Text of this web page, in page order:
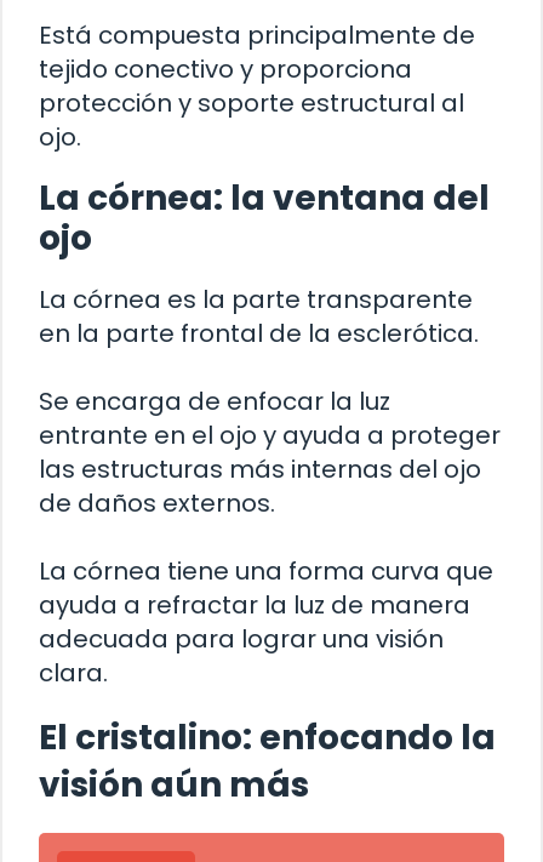
Está compuesta principalmente de
tejido conectivo y proporciona
protección y soporte estructural al
ojo.
La córnea: la ventana del
ojo
La córnea es la parte transparente
en la parte frontal de la esclerótica.
Se encarga de enfocar la luz
entrante en el ojo y ayuda a proteger
las estructuras más internas del ojo
de daños externos.
La córnea tiene una forma curva que
ayuda a refractar la luz de manera
adecuada para lograr una visión
clara.
El cristalino: enfocando la
visión aún más